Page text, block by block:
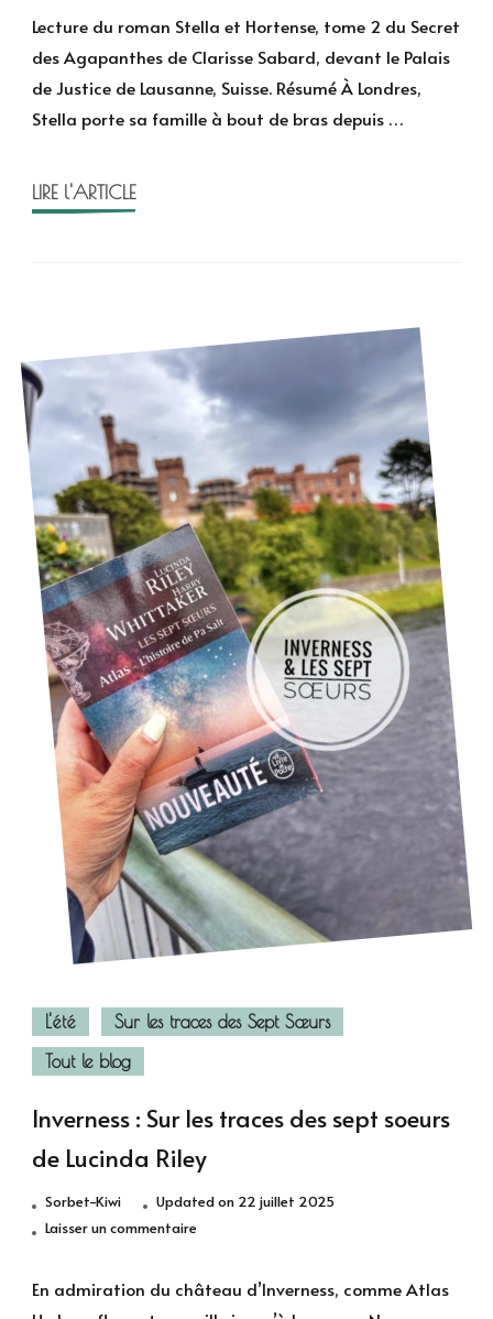
de
Clarisse
Sabard
Lecture du roman Stella et Hortense, tome 2 du Secret
des Agapanthes de Clarisse Sabard, devant le Palais
de Justice de Lausanne, Suisse. Résumé À Londres,
Stella porte sa famille à bout de bras depuis …
LIRE l'ARTICLE
L'été
Sur les traces des Sept Sœurs
Tout le blog
Inverness : Sur les traces des sept soeurs
de Lucinda Riley
Sorbet-Kiwi Updated on 22 juillet 2025
Laisser un commentairesur
:
En admiration du château d’Inverness, comme Atlas